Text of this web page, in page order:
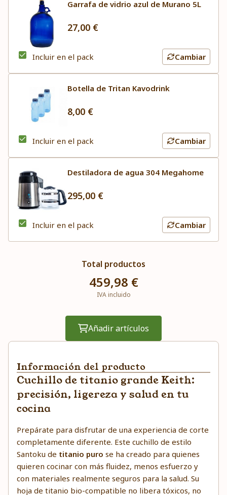
Garrafa de vidrio azul de Murano 5L
27,00 €
Incluir en el pack Cambiar
Botella de Tritan Kavodrink
8,00 €
Incluir en el pack Cambiar
Destiladora de agua 304 Megahome
295,00 €
Incluir en el pack Cambiar
Total productos
459,98 €
IVA incluido
Añadir artículos
Información del producto
Cuchillo de titanio grande Keith:
precisión, ligereza y salud en tu
cocina
Prepárate para disfrutar de una experiencia de corte
completamente diferente. Este cuchillo de estilo
Santoku de titanio puro se ha creado para quienes
quieren cocinar con más fluidez, menos esfuerzo y
con materiales realmente seguros para la salud. Su
hoja de titanio bio-compatible no libera tóxicos, no